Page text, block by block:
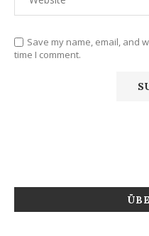
Save my name, email, and
time I comment.